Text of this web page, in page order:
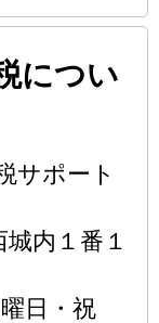
につい
サポート
内１番１
日・祝